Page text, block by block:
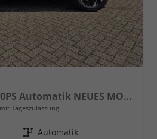
Vision 1.6 T-GDi 150PS Automatik NEUES MODELL MY26 FACELIFT Sitzheizung Lenkradheizung Klimaautomatik Navi Bluetooth Touchscreen Apple CarPlay Android Auto PDC v+h 17"LM Rückf.Kamera ACC 2x Keyless
Tageszulassung
Getriebe Automatik